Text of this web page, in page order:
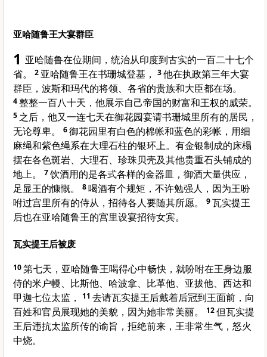
亚哈随鲁王大宴群臣
1 亚哈随鲁在位期间，统治从印度到古实的一百二十七个
省。
2 亚哈随鲁王在书珊城登基， 3他在执政第三年大宴
群臣，波斯和玛代的将领、各省的贵族和大臣都在场。
4整整一百八十天，他展示自己帝国的财富和王权的威荣。
5 之后，他又一连七天在御花园宴请书珊城里所有的居民，
无论尊卑。
6御花园里有白色的棉帐和蓝色的彩帐，用细
麻绳和紫色绳系在大理石柱的银环上。有金银制成的床榻
摆在各色斑岩、大理石、珍珠贝壳及其他贵重石头铺成的
地上。
7饮酒用的是各式各样的金器皿，御酒大量供应，
足显王的慷慨。
8喝酒有个规矩，不许勉强人，因为王吩
咐过宫里所有的侍从，招待各人要随其所愿。
9瓦实提王
后也在亚哈随鲁王的宫里设宴招待女宾。
瓦实提王后被废
10第七天，亚哈随鲁王喝得心中畅快，就吩咐在王身边服
侍的米户幔、比斯他、哈波拿、比革他、亚拔他、西达和
甲迦七位太监，
11 去请瓦实提王后戴着后冠到王面前，向
百姓和官员展现她的美貌，因为她非常美丽。
12但瓦实提
王后违抗太监所传的谕旨，拒绝前来，王非常生气，怒火
中烧。